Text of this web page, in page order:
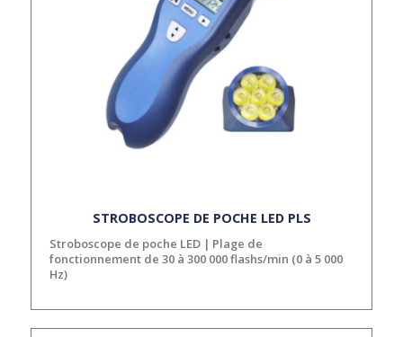
STROBOSCOPE DE POCHE LED PLS
Stroboscope de poche LED | Plage de
fonctionnement de 30 à 300 000 flashs/min (0 à 5 000
Hz)